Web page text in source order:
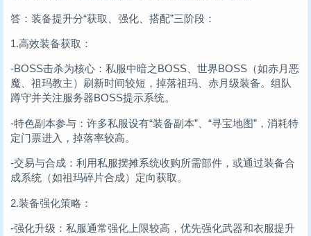
答：装备提升分“获取、强化、搭配”三阶段：
1.高效装备获取：
-BOSS击杀为核心：私服中暗之BOSS、世界BOSS（如赤月恶
魔、祖玛教主）刷新时间较短，掉落祖玛、赤月级装备。组队
蹲守并关注服务器BOSS提示系统。
-特色副本参与：许多私服设有“装备副本”、“寻宝地图”，消耗特
定门票进入，掉落率较高。
-交易与合成：利用私服摆摊系统收购所需部件，或通过装备合
成系统（如祖玛碎片合成）定向获取。
2.装备强化策略：
-强化升级：私服通常强化上限较高，优先强化武器和衣服提升